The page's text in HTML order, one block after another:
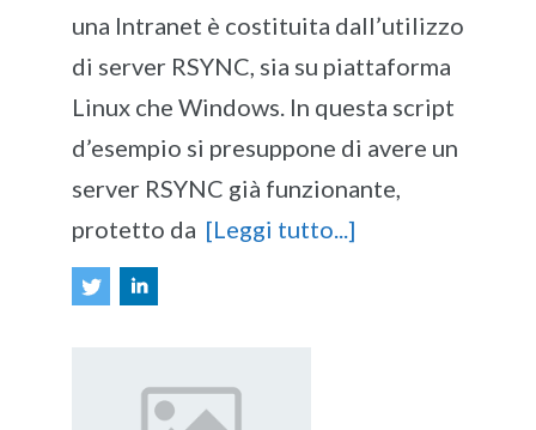
una Intranet è costituita dall’utilizzo
di server RSYNC, sia su piattaforma
Linux che Windows. In questa script
d’esempio si presuppone di avere un
server RSYNC già funzionante,
protetto da [Leggi tutto...]